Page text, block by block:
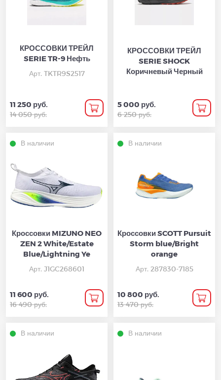
КРОССОВКИ ТРЕЙЛ
SERIE TR-9 Нефть
Арт. TKTR9S2517
11 250 руб.
14 050 руб.
КРОССОВКИ ТРЕЙЛ
SERIE SHOCK
Коричневый Черный
5 000 руб.
6 250 руб.
В наличии
Кроссовки MIZUNO NEO
ZEN 2 White/Estate
Blue/Lightning Ye
Арт. J1GC268601
11 600 руб.
16 490 руб.
В наличии
Кроссовки SCOTT Pursuit
Storm blue/Bright
orange
Арт. 287830-7185
10 800 руб.
13 470 руб.
В наличии В наличии